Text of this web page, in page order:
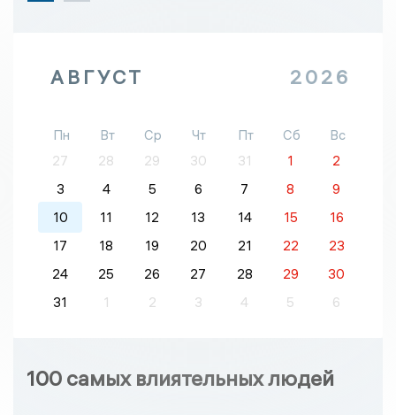
АВГУСТ 2026
Пн Вт Ср Чт Пт Сб
Вс
27
28 29 30 31 1
2
3
4 5 6 7 8
9
10
11 12 13 14 15
16
17
18 19 20 21 22
23
24
25 26 27 28 29
30
31
1 2 3 4 5 6
100 самых влиятельных людей